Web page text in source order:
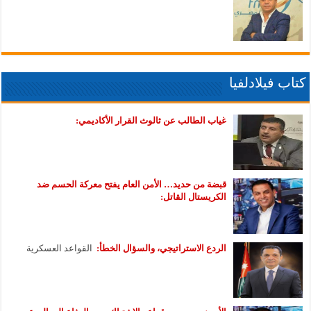
كتاب فيلادلفيا
غياب الطالب عن ثالوث القرار الأكاديمي:
قبضة من حديد… الأمن العام يفتح معركة الحسم ضد
الكريستال القاتل:
الردع الاستراتيجي، والسؤال الخطأ: القواعد العسكرية